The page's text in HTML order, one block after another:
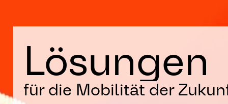
Lösungen
für die Mobilität der